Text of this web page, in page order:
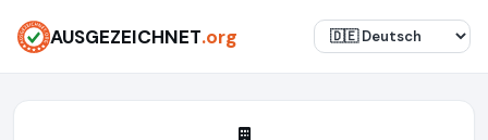
AUSGEZEICHNET.org